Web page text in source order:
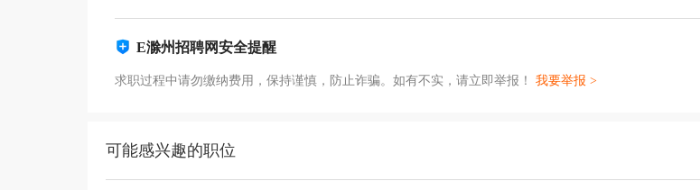
E滁州招聘网安全提醒
求职过程中请勿缴纳费用，保持谨慎，防止诈骗。如有不实，请立即举报！ 我要举报 >
可能感兴趣的职位